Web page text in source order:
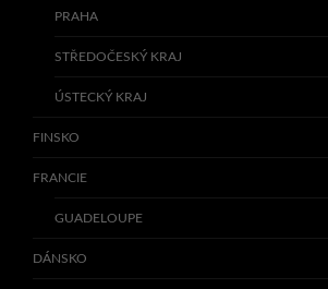
PRAHA
STŘEDOČESKÝ KRAJ
ÚSTECKÝ KRAJ
FINSKO
FRANCIE
GUADELOUPE
DÁNSKO